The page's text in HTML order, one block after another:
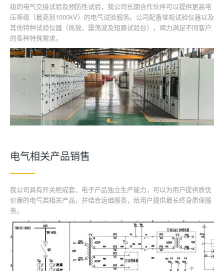
级的电气交接试验及预防性试验，我公司长期合作伙伴可以提供更高电
压等级（最高到1000kV）的电气试验服务。公司配备常规试验仪器以及
其他特种试验仪器（局放、震荡波及短路试验台），竭力满足不同客户
的各种特殊需求。
电气相关产品销售
我公司具有开关柜成套、电子产品独立生产能力，可以为用户提供质优
价廉的电气类相关产品，并结合运维服务，给用户提供最长终身质保服
务。